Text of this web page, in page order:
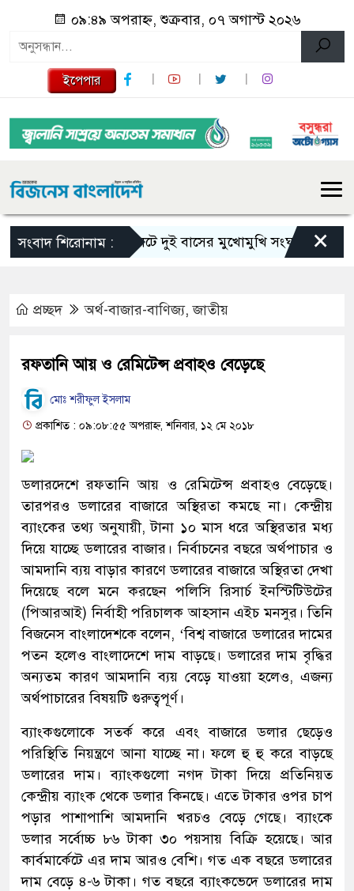
০৯:৪৯ অপরাহ্ন, শুক্রবার, ০৭ অগাস্ট ২০২৬
ইপেপার
সংবাদ শিরোনাম :সিলেটে দুই বাসের মুখোমুখি সংঘর্ষে নিহত বেড়ে ৯
×
প্রচ্ছদ অর্থ-বাজার-বাণিজ্য,জাতীয়
রফতানি আয় ও রেমিটেন্স প্রবাহও বেড়েছে
মোঃ শরীফুল ইসলাম
প্রকাশিত : ০৯:০৮:৫৫ অপরাহ্ন, শনিবার, ১২ মে ২০১৮
ডলারদেশে রফতানি আয় ও রেমিটেন্স প্রবাহও বেড়েছে।
তারপরও ডলারের বাজারে অস্থিরতা কমছে না। কেন্দ্রীয়
ব্যাংকের তথ্য অনুযায়ী, টানা ১০ মাস ধরে অস্থিরতার মধ্য
দিয়ে যাচ্ছে ডলারের বাজার। নির্বাচনের বছরে অর্থপাচার ও
আমদানি ব্যয় বাড়ার কারণে ডলারের বাজারে অস্থিরতা দেখা
দিয়েছে বলে মনে করছেন পলিসি রিসার্চ ইনস্টিটিউটের
(পিআরআই) নির্বাহী পরিচালক আহসান এইচ মনসুর। তিনি
বিজনেস বাংলাদেশকে বলেন, ‘বিশ্ব বাজারে ডলারের দামের
পতন হলেও বাংলাদেশে দাম বাড়ছে। ডলারের দাম বৃদ্ধির
অন্যতম কারণ আমদানি ব্যয় বেড়ে যাওয়া হলেও, এজন্য
অর্থপাচারের বিষয়টি গুরুত্বপূর্ণ।
ব্যাংকগুলোকে সতর্ক করে এবং বাজারে ডলার ছেড়েও
পরিস্থিতি নিয়ন্ত্রণে আনা যাচ্ছে না। ফলে হু হু করে বাড়ছে
ডলারের দাম। ব্যাংকগুলো নগদ টাকা দিয়ে প্রতিনিয়ত
কেন্দ্রীয় ব্যাংক থেকে ডলার কিনছে। এতে টাকার ওপর চাপ
পড়ার পাশাপাশি আমদানি খরচও বেড়ে গেছে। ব্যাংকে
ডলার সর্বোচ্চ ৮৬ টাকা ৩০ পয়সায় বিক্রি হয়েছে। আর
কার্বমার্কেটে এর দাম আরও বেশি। গত এক বছরে ডলারের
দাম বেড়ে ৪-৬ টাকা। গত বছরে ব্যাংকভেদে ডলারের দাম